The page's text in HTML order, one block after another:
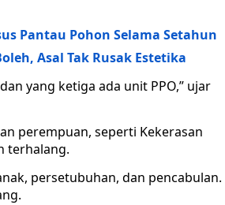
Pantau Pohon Selama Setahun
Asal Tak Rusak Estetika
yang ketiga ada unit PPO,” ujar
perempuan, seperti Kekerasan
terhalang.
persetubuhan, dan pencabulan.